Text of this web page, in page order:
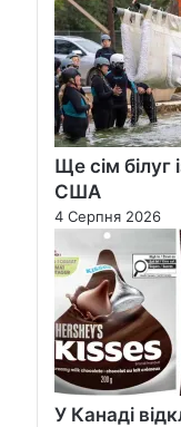
Ще сім білуг
США
4 Серпня 2026
У Канаді